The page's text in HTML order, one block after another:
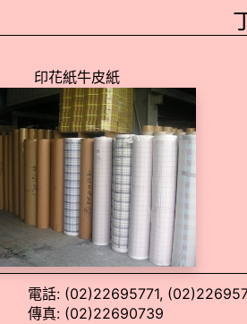
印花紙牛皮紙
電話: (02)22695771,
傳真: (02)22690739